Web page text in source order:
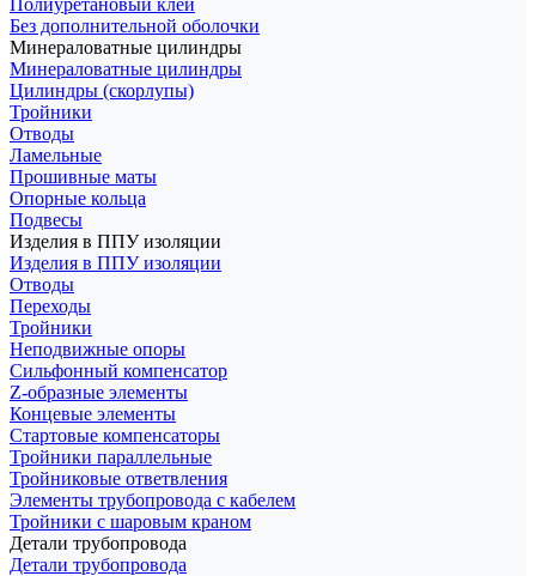
Полиуретановый клей
Без дополнительной оболочки
Минераловатные цилиндры
Минераловатные цилиндры
Цилиндры (скорлупы)
Тройники
Отводы
Ламельные
Прошивные маты
Опорные кольца
Подвесы
Изделия в ППУ изоляции
Изделия в ППУ изоляции
Отводы
Переходы
Тройники
Неподвижные опоры
Cильфонный компенсатор
Z-образные элементы
Концевые элементы
Стартовые компенсаторы
Тройники параллельные
Тройниковые ответвления
Элементы трубопровода с кабелем
Тройники с шаровым краном
Детали трубопровода
Детали трубопровода